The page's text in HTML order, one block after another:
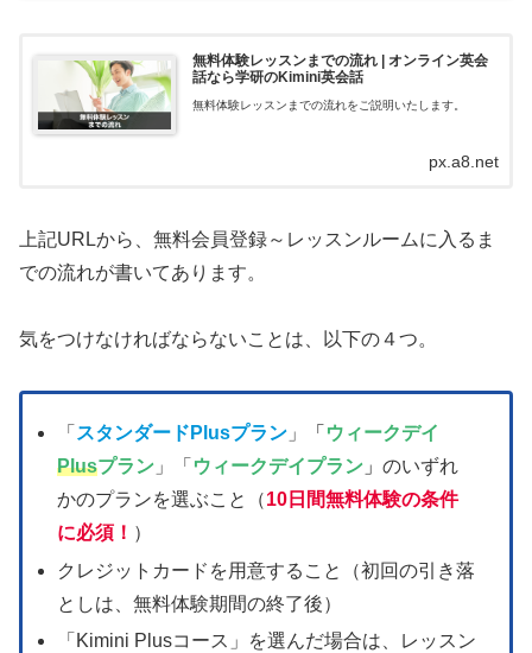
無料体験レッスンまでの流れ | オンライン英会
話なら学研のKimini英会話
無料体験レッスンまでの流れをご説明いたします。
px.a8.net
上記URLから、無料会員登録～レッスンルームに入るま
での流れが書いてあります。
気をつけなければならないことは、以下の４つ。
「 スタンダードPlusプラン 」 「 ウィークデイ
Plusプラン 」「 ウィークデイプラン 」のいずれ
かのプランを選ぶこと（10日間無料体験の条件
に必須！ ）
クレジットカードを用意すること（初回の引き落
としは、無料体験期間の終了後）
「Kimini Plusコース」を選んだ場合は、レッスン